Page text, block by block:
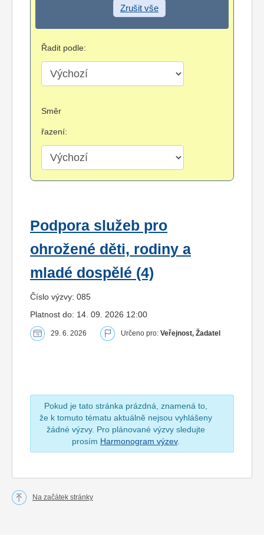
Zrušit vše
Řadit podle:
Směr
řazení:
Podpora služeb pro
ohrožené děti, rodiny a
mladé dospělé (4)
Číslo výzvy: 085
Platnost do: 14. 09. 2026 12:00
29. 6. 2026 Určeno pro: Veřejnost, Žadatel
Pokud je tato stránka prázdná, znamená to,
že k tomuto tématu aktuálně nejsou vyhlášeny
žádné výzvy. Pro plánované výzvy sledujte
prosím Harmonogram výzev.
Na začátek stránky